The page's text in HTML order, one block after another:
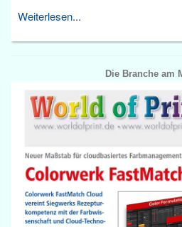
Weiterlesen...
Die Branche am